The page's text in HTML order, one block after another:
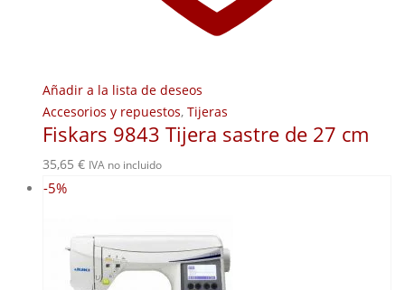
Añadir a la lista de deseos
Accesorios y repuestos, Tijeras
Fiskars 9843 Tijera sastre de 27 cm
35,65 € IVA no incluido
-5%